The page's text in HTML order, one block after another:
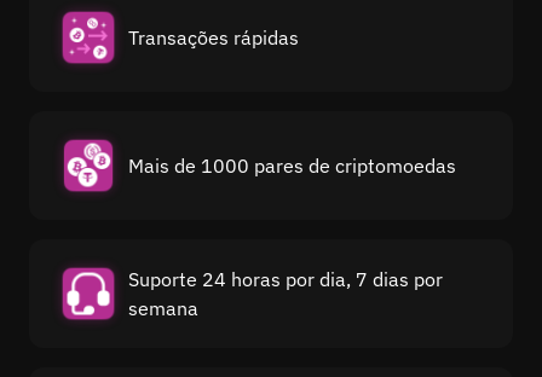
Transações rápidas
Mais de 1000 pares de criptomoedas
Suporte 24 horas por dia, 7 dias por
semana